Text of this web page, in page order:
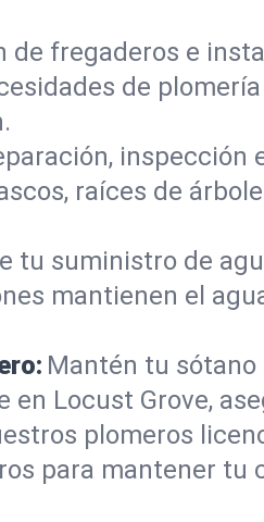
de fregaderos e
de
inspección
raíces de
tu suministro de
mantienen el
Mantén tu
Locust Grove,
plomeros
para mantener